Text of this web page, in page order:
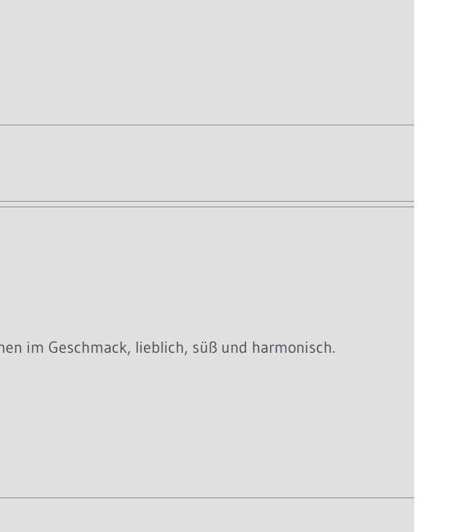
im Geschmack, lieblich, süß und harmonisch.